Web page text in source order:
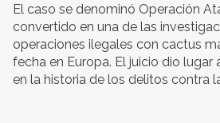
El caso se denominó Operación
convertido en una de las
operaciones ilegales con cactus
fecha en Europa. El juicio dio lugar
en la historia de los delitos contra